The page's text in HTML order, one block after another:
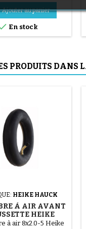
(1 avis)
Ajouter au panier
En stock
PRODUITS DANS
HEIKE HAUCK
À AIR AVANT
HEIKE
LIMONE
à air 8x2.0-5 Heike